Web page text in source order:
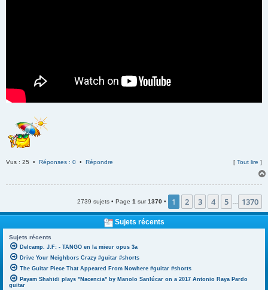
Vus : 25 • Réponses : 0 • Répondre [ Tout lire ]
2739 sujets • Page 1 sur1370 • 1 2 3 4 5 1370
Sujets récents
Sujets récents
Delcamp. J.F: - TANGO en la mieur opus 3a
Drive Your Neighbors Crazy #guitar #shorts
The Guitar Piece That Appeared From Nowhere #guitar #shorts
Payam Shahidi plays "Nacencia" by Manolo Sanlúcar on a 2017 Antonio Raya Pardo
guitar